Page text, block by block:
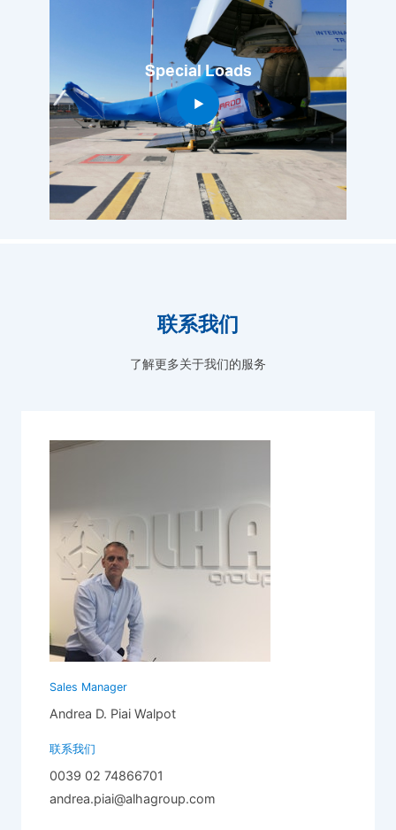
Special Loads
联系我们
了解更多关于我们的服务
Sales Manager
Andrea D. Piai Walpot
联系我们
0039 02 74866701
andrea.piai@alhagroup.com